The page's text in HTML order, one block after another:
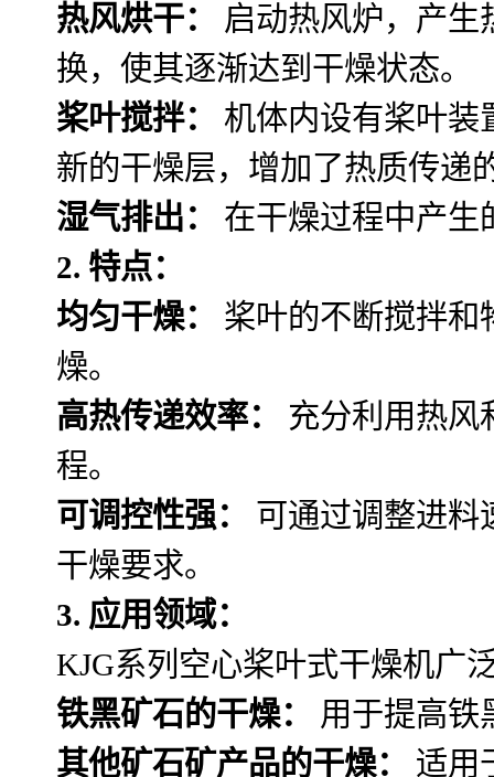
热风烘干：
启动热风炉，产生
换，使其逐渐达到干燥状态。
桨叶搅拌：
机体内设有桨叶装
新的干燥层，增加了热质传递
湿气排出：
在干燥过程中产生
2. 特点：
均匀干燥：
桨叶的不断搅拌和
燥。
高热传递效率：
充分利用热风
程。
可调控性强：
可通过调整进料
干燥要求。
3. 应用领域：
KJG系列空心桨叶式干燥机广
铁黑矿石的干燥：
用于提高铁
其他矿石矿产品的干燥：
适用